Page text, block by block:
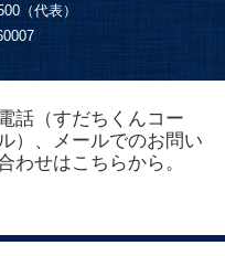
（代表）
話（すだちくんコー
ル）、メールでのお問い
わせはこちらから。